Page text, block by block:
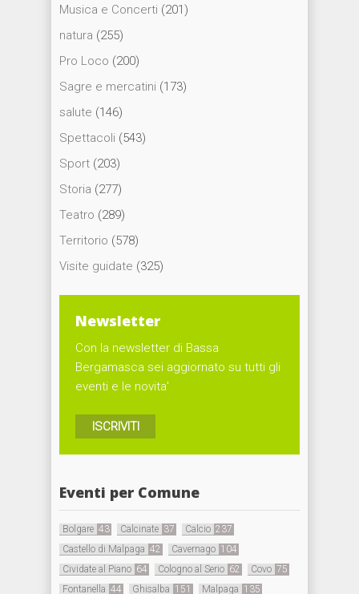
Musica e Concerti (201)
natura (255)
Pro Loco (200)
Sagre e mercatini (173)
salute (146)
Spettacoli (543)
Sport (203)
Storia (277)
Teatro (289)
Territorio (578)
Visite guidate (325)
Newsletter
Con la newsletter di Bassa
Bergamasca sei aggiornato su tutti gli
eventi e le novita'
ISCRIVITI
Eventi per Comune
Bolgare 43 Calcinate 37 Calcio 237
Castello di Malpaga 42 Cavernago 104
Cividate al Piano 64 Cologno al Serio 62 Covo 75
Fontanella 44 Ghisalba 151 Malpaga 135